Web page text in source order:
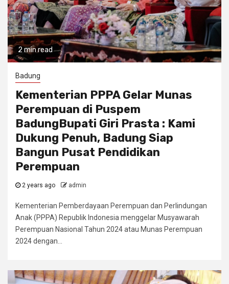
2 min read
Badung
Kementerian PPPA Gelar Munas
Perempuan di Puspem
BadungBupati Giri Prasta : Kami
Dukung Penuh, Badung Siap
Bangun Pusat Pendidikan
Perempuan
2 years ago admin
Kementerian Pemberdayaan Perempuan dan Perlindungan
Anak (PPPA) Republik Indonesia menggelar Musyawarah
Perempuan Nasional Tahun 2024 atau Munas Perempuan
2024 dengan...